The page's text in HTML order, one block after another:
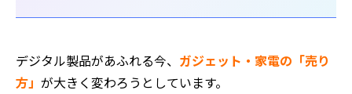
デジタル製品があふれる今、 ガジェット・家電の「売り
方」 が大きく変わろうとしています。